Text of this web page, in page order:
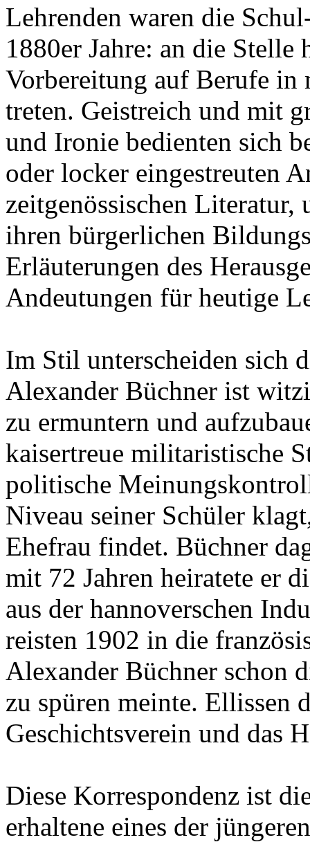
Lehrenden waren die
1880er Jahre: an die
Vorbereitung auf Berufe in
treten. Geistreich und mit
und Ironie bedienten sich
oder locker eingestreuten
zeitgenössischen
ihren bürgerlichen
Erläuterungen des
Andeutungen für heutige
Im Stil unterscheiden sich
Alexander Büchner ist
zu ermuntern und
kaisertreue militaristische
politische
Niveau seiner Schüler
Ehefrau findet. Büchner
mit 72 Jahren heiratete er
aus der hannoverschen
reisten 1902 in die
Alexander Büchner schon
zu spüren meinte. Ellissen
Geschichtsverein und das
Diese Korrespondenz ist
erhaltene eines der